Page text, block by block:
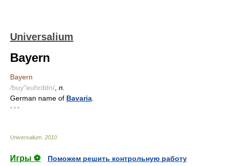
Universalium
Bayern
Bayern
/buy"euhrddn/ n.
German name of Bavaria
* * *
Universalium 2010
Игры ⚽
Поможем решить контрольную работу